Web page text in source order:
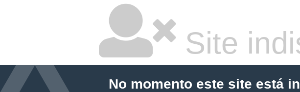
Site
No momento este site está